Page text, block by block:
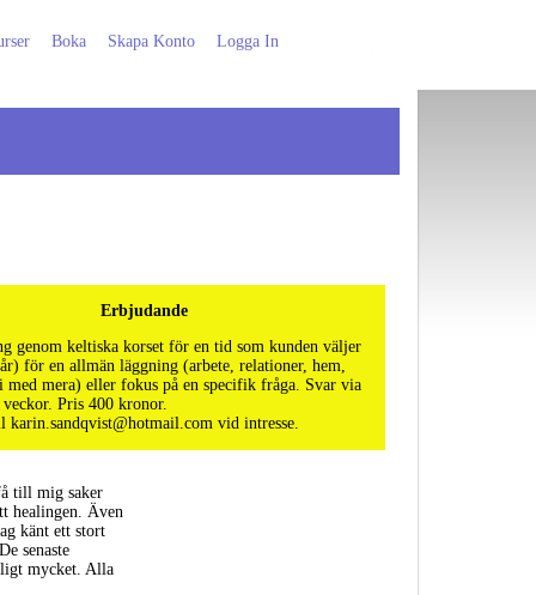
Boka Skapa Konto Logga In
Erbjudande
genom keltiska korset för en tid som kunden väljer
för en allmän läggning (arbete, relationer, hem,
med mera) eller fokus på en specifik fråga. Svar via
Pris 400 kronor.
karin.sandqvist@hotmail.com vid intresse.
till mig saker
healingen. Även
känt ett stort
senaste
mycket. Alla